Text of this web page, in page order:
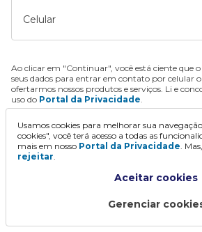
Celular
Ao clicar em "Continuar", você está ciente que
seus dados para entrar em contato por celular
ofertarmos nossos produtos e serviços. Li e
uso do Portal da Privacidade.
Continuar
Usamos cookies para melhorar sua
cookies", você terá acesso a todas as
mais em nosso Portal da Privacidade.
rejeitar.
Aceitar cookies
Gerenciar